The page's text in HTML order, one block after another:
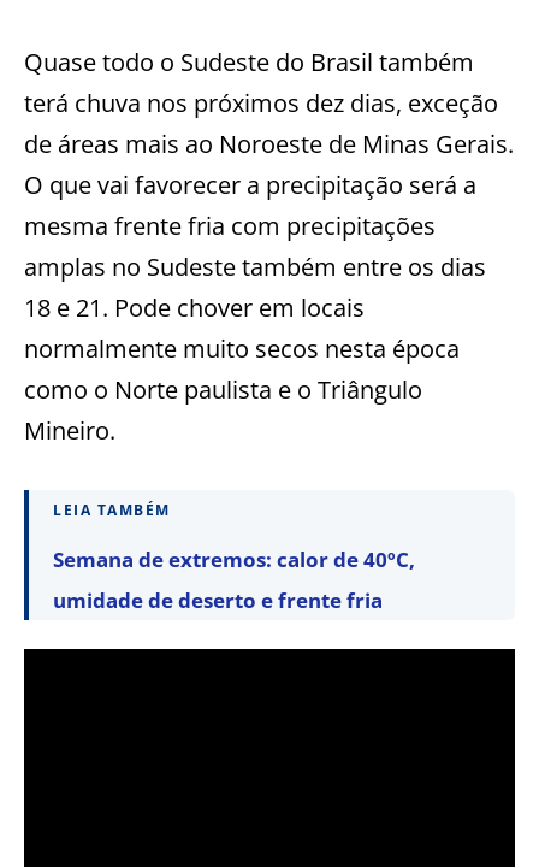
Quase todo o Sudeste do Brasil também
terá chuva nos próximos dez dias, exceção
de áreas mais ao Noroeste de Minas Gerais.
O que vai favorecer a precipitação será a
mesma frente fria com precipitações
amplas no Sudeste também entre os dias
18 e 21. Pode chover em locais
normalmente muito secos nesta época
como o Norte paulista e o Triângulo
Mineiro.
LEIA TAMBÉM
Semana de extremos: calor de 40ºC,
umidade de deserto e frente fria